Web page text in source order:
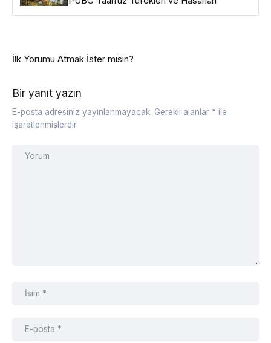
İlk Yorumu Atmak İster misin?
Bir yanıt yazın
E-posta adresiniz yayınlanmayacak. Gerekli alanlar * ile
işaretlenmişlerdir